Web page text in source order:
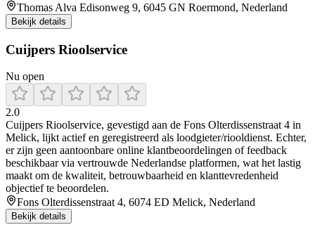
Thomas Alva Edisonweg 9, 6045 GN Roermond, Nederland
Bekijk details
Cuijpers Rioolservice
Nu open
2.0
Cuijpers Rioolservice, gevestigd aan de Fons Olterdissenstraat 4 in
Melick, lijkt actief en geregistreerd als loodgieter/riooldienst. Echter,
er zijn geen aantoonbare online klantbeoordelingen of feedback
beschikbaar via vertrouwde Nederlandse platformen, wat het lastig
maakt om de kwaliteit, betrouwbaarheid en klanttevredenheid
objectief te beoordelen.
Fons Olterdissenstraat 4, 6074 ED Melick, Nederland
Bekijk details